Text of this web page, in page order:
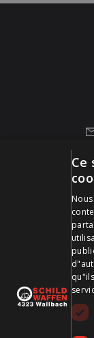
Visitez-nous
Ce